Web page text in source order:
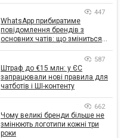
447
WhatsApp прибиратиме
повідомлення брендів з
основних чатів: що зміниться
587
Штраф до €15 млн: у ЄС
запрацювали нові правила для
чатботів і ШІ-контенту
662
Чому великі бренди більше не
змінюють логотипи кожні три
роки